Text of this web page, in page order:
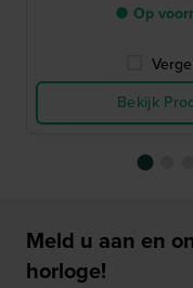
● Op
Bekijk
Meld u aan en
horloge!